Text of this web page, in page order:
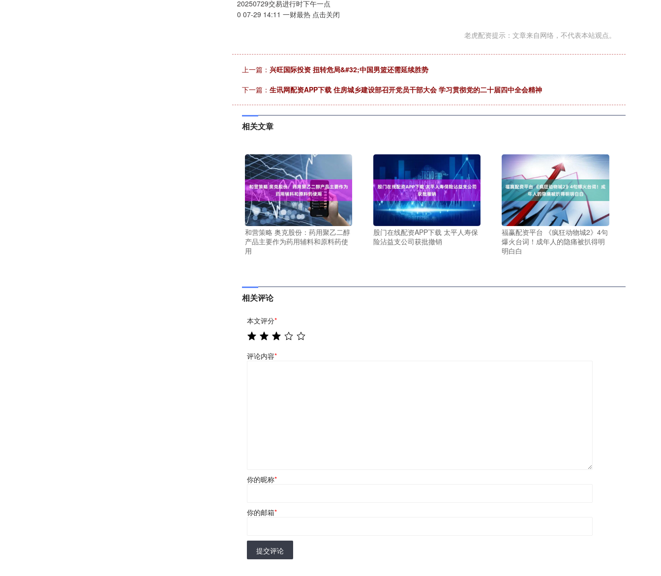
20250729交易进行时下午一点
0 07-29 14:11 一财最热 点击关闭
老虎配资提示：文章来自网络，不代表本站观点。
上一篇： 兴旺国际投资 扭转危局&#32;中国男篮还需延续胜势
下一篇： 生讯网配资APP下载 住房城乡建设部召开党员干部大会 学习贯彻党的二十届四中全会精神
相关文章
和营策略 奥克股份：药用聚乙二醇
产品主要作为药用辅料和原料药使
用
股门在线配资APP下载 太平人寿保
险沾益支公司获批撤销
福赢配资平台 《疯狂动物城2》4句
爆火台词！成年人的隐痛被扒得明
明白白
相关评论
本文评分*
评论内容*
你的昵称*
你的邮箱*
提交评论